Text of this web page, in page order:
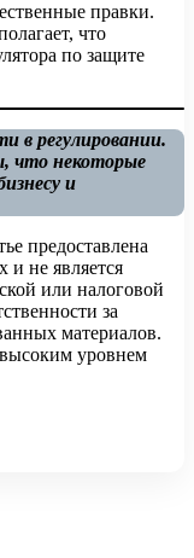
правки.
что
по защите
в регулировании.
что некоторые
и
предоставлена
и не является
или налоговой
за
материалов.
уровнем